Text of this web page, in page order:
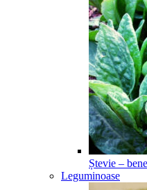
Ștevie –
Leguminoase